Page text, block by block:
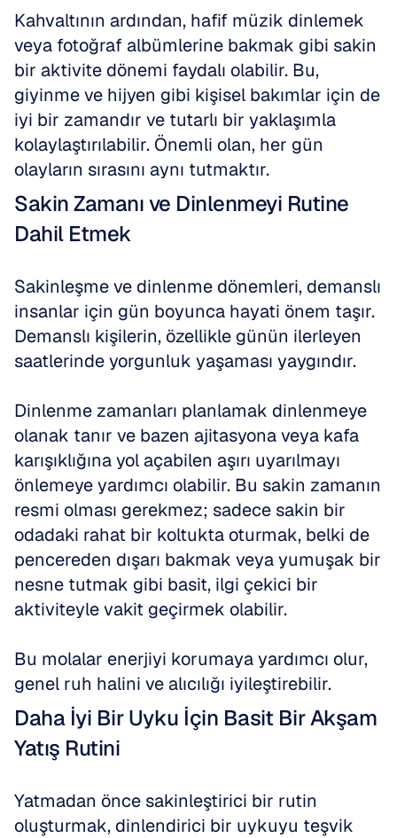
Kahvaltının ardından, hafif müzik dinlemek
veya fotoğraf albümlerine bakmak gibi sakin
bir aktivite dönemi faydalı olabilir. Bu,
giyinme ve hijyen gibi kişisel bakımlar için de
iyi bir zamandır ve tutarlı bir yaklaşımla
kolaylaştırılabilir. Önemli olan, her gün
olayların sırasını aynı tutmaktır.
Sakin Zamanı ve Dinlenmeyi Rutine
Dahil Etmek
Sakinleşme ve dinlenme dönemleri, demanslı
insanlar için gün boyunca hayati önem taşır.
Demanslı kişilerin, özellikle günün ilerleyen
saatlerinde yorgunluk yaşaması yaygındır.
Dinlenme zamanları planlamak dinlenmeye
olanak tanır ve bazen ajitasyona veya kafa
karışıklığına yol açabilen aşırı uyarılmayı
önlemeye yardımcı olabilir. Bu sakin zamanın
resmi olması gerekmez; sadece sakin bir
odadaki rahat bir koltukta oturmak, belki de
pencereden dışarı bakmak veya yumuşak bir
nesne tutmak gibi basit, ilgi çekici bir
aktiviteyle vakit geçirmek olabilir.
Bu molalar enerjiyi korumaya yardımcı olur,
genel ruh halini ve alıcılığı iyileştirebilir.
Daha İyi Bir Uyku İçin Basit Bir Akşam
Yatış Rutini
Yatmadan önce sakinleştirici bir rutin
oluşturmak, dinlendirici bir uykuyu teşvik